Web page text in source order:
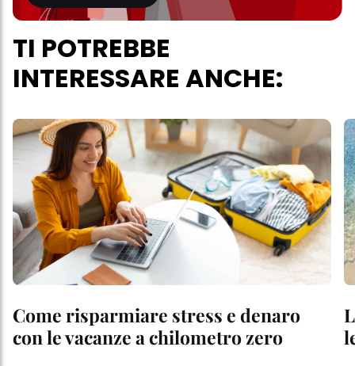
TI POTREBBE
INTERESSARE ANCHE:
Come risparmiare stress e denaro
con le vacanze a chilometro zero